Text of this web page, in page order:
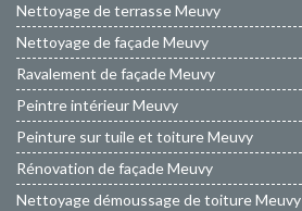
Nettoyage de terrasse Meuvy
Nettoyage de façade Meuvy
Ravalement de façade Meuvy
Peintre intérieur Meuvy
Peinture sur tuile et toiture Meuvy
Rénovation de façade Meuvy
Nettoyage démoussage de toiture Meuvy